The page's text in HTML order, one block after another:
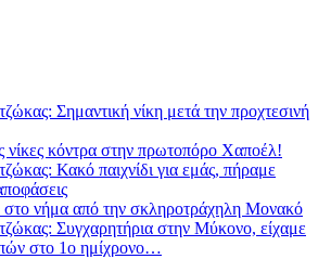
Σημαντική νίκη μετά την προχτεσινή
νίκες κόντρα στην πρωτοπόρο Χαποέλ!
Κακό παιχνίδι για εμάς, πήραμε
νήμα από την σκληροτράχηλη Μονακό
Συγχαρητήρια στην Μύκονο, είχαμε
στο 1ο ημίχρονο…